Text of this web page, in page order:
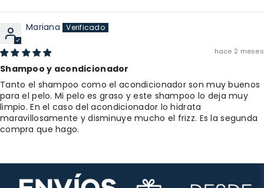
Mariana
hace 2 meses
Shampoo y acondicionador
Tanto el shampoo como el acondicionador son muy buenos
para el pelo. Mi pelo es graso y este shampoo lo deja muy
limpio. En el caso del acondicionador lo hidrata
maravillosamente y disminuye mucho el frizz. Es la segunda
compra que hago.